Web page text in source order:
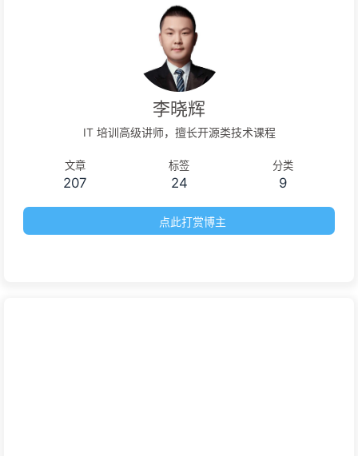
李晓辉
IT 培训高级讲师，擅长开源类技术课程
文章
207
标签
24
分类
9
点此打赏博主